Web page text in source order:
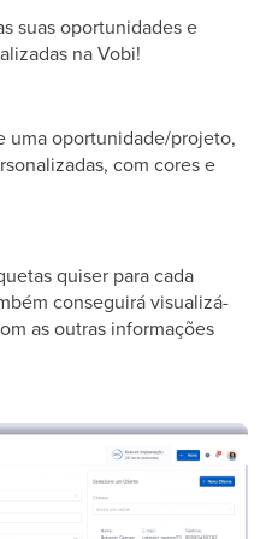
suas oportunidades e
na Vobi!
uma oportunidade/projeto,
com cores e
quiser para cada
conseguirá visualizá-
as outras informações